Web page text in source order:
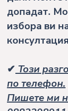
допадат.
избора ви
✔ Този
по телефон.
Пишете ми